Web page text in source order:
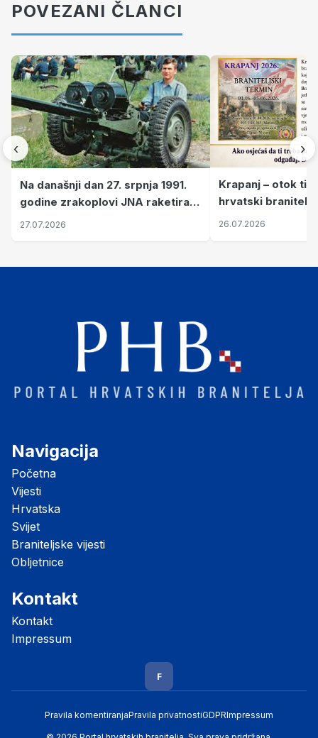
POVEZANI ČLANCI
‹
Na današnji dan 27. srpnja 1991.
godine zrakoplovi JNA raketirali
su vojarnu i obučni centar "Nikola
27.07.2026
Krapanj – otok
hrvatski branitelji
pronalaze mir
26.07.2026
›
Navigacija
Početna
Vijesti
Hrvatska
Svijet
Braniteljske vijesti
Obljetnice
Kontakt
Kontakt
Impressum
F
Pravila komentiranjaPravila privatnostiGDPRImpressum